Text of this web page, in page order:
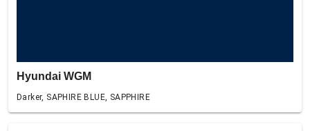
Hyundai WGM
Darker, SAPHIRE BLUE, SAPPHIRE